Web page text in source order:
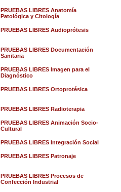
PRUEBAS LIBRES Anatomía
Patológica y Citología
PRUEBAS LIBRES Audioprótesis
PRUEBAS LIBRES Documentación
Sanitaria
PRUEBAS LIBRES Imagen para el
Diagnóstico
PRUEBAS LIBRES Ortoprotésica
PRUEBAS LIBRES Radioterapia
PRUEBAS LIBRES Animación Socio-
Cultural
PRUEBAS LIBRES Integración Social
PRUEBAS LIBRES Patronaje
PRUEBAS LIBRES Procesos de
Confección Industrial